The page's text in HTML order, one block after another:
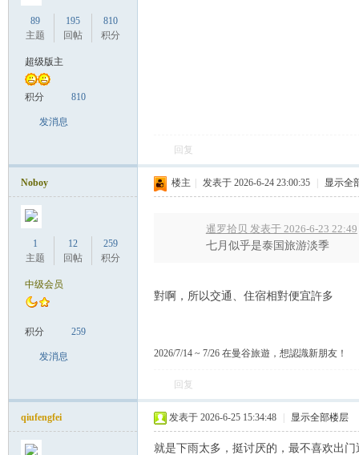
89
主题
195
回帖
810
积分
超级版主
积分 810
发消息
回复
Noboy
1
主题
12
回帖
259
积分
中级会员
积分 259
发消息
楼主 发表于 2026-6-24 23:00:35 显示全
暹罗拾贝 发表于 2026-6-23 22:49
七月似乎是泰国旅游淡季
對啊，所以交通、住宿相對便宜許多
2026/7/14 ~ 7/26 在曼谷旅遊，想認識新朋友！
回复
qiufengfei 发表于 2026-6-25 15:34:48 显示全部楼层
就是下雨太多，挺讨厌的，最不喜欢出